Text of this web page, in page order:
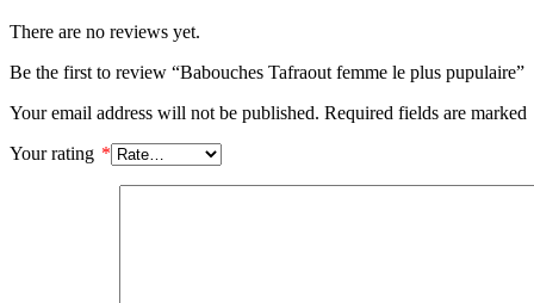
There are no reviews yet.
Be the first to review “Babouches Tafraout femme le plus pupulaire”
Your email address will not be published. Required fields are marked
Your rating *